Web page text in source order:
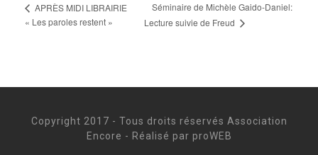
APRÈS MIDI LIBRAIRIE
« Les paroles restent »
Séminaire de Michèle Gaido-Daniel:
Lecture suivie de Freud
Copyright 2017 - Tous droits réservés Association
Encore - Réalisé par proWEB